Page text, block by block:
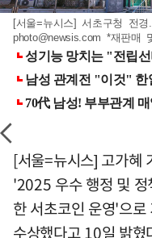
[서울=뉴시스] 서초구청 전
photo@newsis.com *재판매
[서울=뉴시스] 고가혜
'2025 우수 행정 및
한 서초코인 운영'으
수상했다고 10일 밝혔